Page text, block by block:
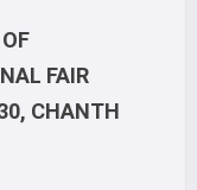
FAIR
CHANTH